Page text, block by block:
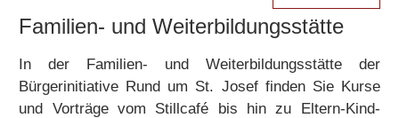
Familien- und Weiterbildungsstätte
In der Familien- und Weiterbildungsstätte der
Bürgerinitiative Rund um St. Josef finden Sie Kurse
und Vorträge vom Stillcafé bis hin zu Eltern-Kind-